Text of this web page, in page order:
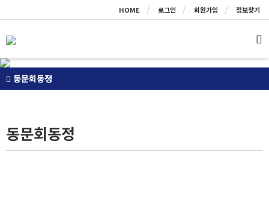
HOME 로그인 회원가입 정보찾기
동문회동정
동문회동정